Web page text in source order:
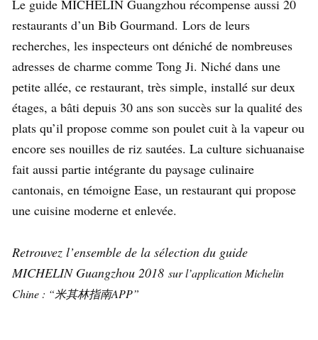
Le guide MICHELIN Guangzhou récompense aussi 20
restaurants d’un Bib Gourmand. Lors de leurs
recherches, les inspecteurs ont déniché de nombreuses
adresses de charme comme Tong Ji. Niché dans une
petite allée, ce restaurant, très simple, installé sur deux
étages, a bâti depuis 30 ans son succès sur la qualité des
plats qu’il propose comme son poulet cuit à la vapeur ou
encore ses nouilles de riz sautées. La culture sichuanaise
fait aussi partie intégrante du paysage culinaire
cantonais, en témoigne Ease, un restaurant qui propose
une cuisine moderne et enlevée.
Retrouvez l’ensemble de la sélection du guide
MICHELIN Guangzhou 2018 sur l’application Michelin
Chine : “米其林指南APP”